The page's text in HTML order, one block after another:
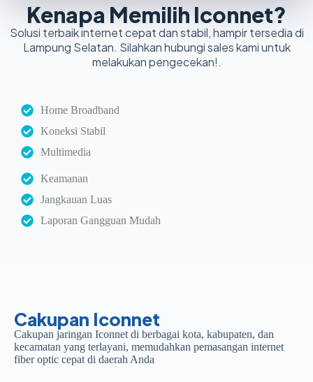
Kenapa Memilih Iconnet?
Solusi terbaik internet cepat dan stabil, hampir tersedia di
Lampung Selatan. Silahkan hubungi sales kami untuk
melakukan pengecekan!.
Home Broadband
Koneksi Stabil
Multimedia
Keamanan
Jangkauan Luas
Laporan Gangguan Mudah
Cakupan Iconnet
Cakupan jaringan Iconnet di berbagai kota, kabupaten, dan
kecamatan yang terlayani, memudahkan pemasangan internet
fiber optic cepat di daerah Anda